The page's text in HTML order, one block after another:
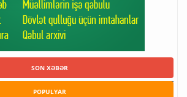
SON XƏBƏR
POPULYAR